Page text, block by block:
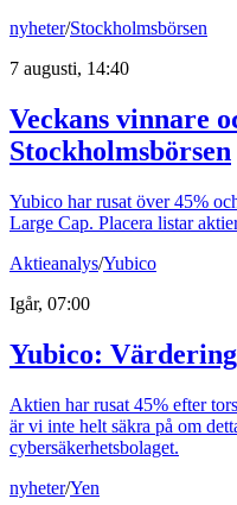
nyheter/Stockholmsbörsen
7 augusti, 14:40
Veckans vinnare
Stockholmsbörsen
Yubico har rusat över 45%
Large Cap. Placera listar
Aktieanalys/Yubico
Igår, 07:00
Yubico:
Aktien har rusat 45% efter
är vi inte helt säkra på om
cybersäkerhetsbolaget.
nyheter/Yen